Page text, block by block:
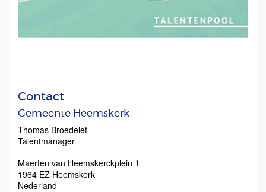
Contact
Gemeente Heemskerk
Thomas Broedelet
Talentmanager
Maerten van Heemskerckplein 1
1964 EZ Heemskerk
Nederland